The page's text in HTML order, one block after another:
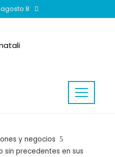
8
y negocios
precedentes en sus